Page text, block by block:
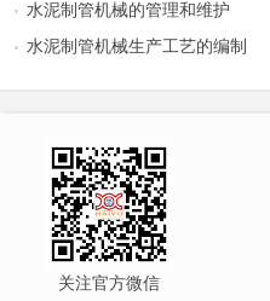
水泥制管机械的管理和维护
水泥制管机械生产工艺的编制
关注官方微信